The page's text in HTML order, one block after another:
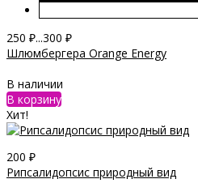
250 ₽...300 ₽
Шлюмбергера Orange Energy
В наличии
В корзину
Хит!
200 ₽
Рипсалидопсис природный вид